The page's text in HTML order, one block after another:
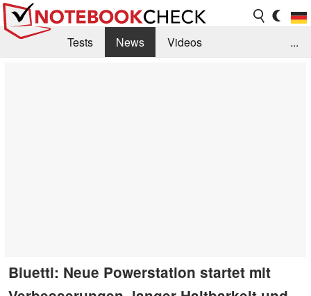
Tests News
Videos
...
Bluetti: Neue Powerstation startet mit